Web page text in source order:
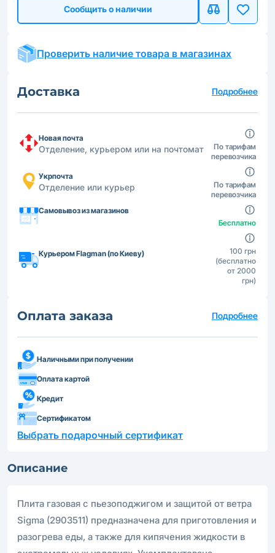
Сообщить о наличии
Проверить наличие товара в магазинах
Доставка Подробнее
Новая почта
Отделение, курьером или на почтомат
По тарифам
перевозчика
Укрпочта
Отделение или курьер
По тарифам
перевозчика
Самовывоз из магазинов
Бесплатно
Курьером Flagman (по Киеву)
100 грн
(бесплатно
от 2000
грн)
Оплата заказа Подробнее
Наличными при получении
Оплата картой
Кредит
Сертификатом
Выбрать подарочный сертификат
Описание
Плита газовая с пьезоподжигом и защитой от ветра
Sigma (2903511) предназначена для приготовления и
разогрева еды, а также для кипячения жидкости в